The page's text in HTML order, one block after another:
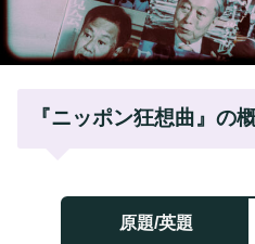
『ニッポン狂想曲』の
原題/英題